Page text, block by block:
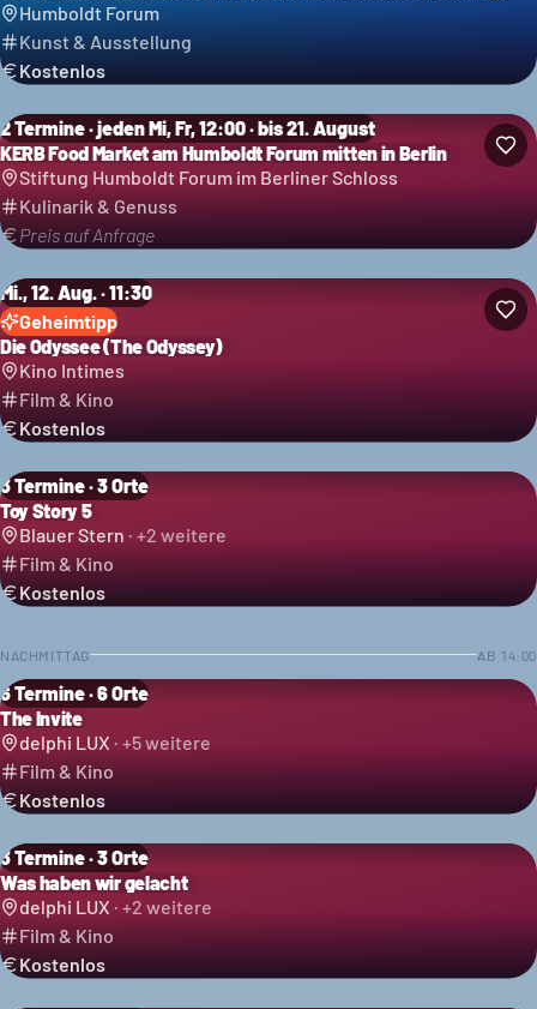
Humboldt Forum
Kunst & Ausstellung
Kostenlos
2 Termine · jeden Mi, Fr, 12:00 · bis 21. August
KERB Food Market am Humboldt Forum mitten in Berlin
Stiftung Humboldt Forum im Berliner Schloss
Kulinarik & Genuss
Preis auf Anfrage
Mi., 12. Aug. · 11:30
Geheimtipp
Die Odyssee (The Odyssey)
Kino Intimes
Film & Kino
Kostenlos
3 Termine · 3 Orte
Toy Story 5
Blauer Stern · +2 weitere
Film & Kino
Kostenlos
NACHMITTAG AB 14:00
6 Termine · 6 Orte
The Invite
delphi LUX · +5weitere
Film & Kino
Kostenlos
3 Termine · 3 Orte
Was haben wir gelacht
delphi LUX · +2 weitere
Film & Kino
Kostenlos